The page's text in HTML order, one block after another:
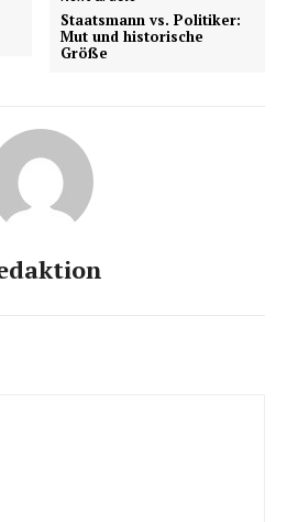
Staatsmann vs. Politiker:
Mut und historische
Größe